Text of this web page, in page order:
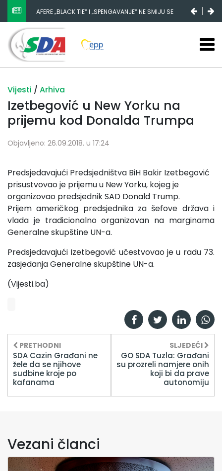
AFERE „BLACK TIE“ I „SPENGAVANJE“ NE SMIJU SE
ZATAŠKATI
Vijesti / Arhiva
Izetbegović u New Yorku na
prijemu kod Donalda Trumpa
Objavljeno: 26.09.2018. u 17:24
Predsjedavajući Predsjedništva BiH Bakir Izetbegović
prisustvovao je prijemu u New Yorku, kojeg je
organizovao predsjednik SAD Donald Trump.
Prijem američkog predsjednika za šefove država i
vlada je tradicionalno organizovan na marginama
Generalne skupštine UN-a.
Predsjedavajući Izetbegović učestvovao je u radu 73.
zasjedanja Generalne skupštine UN-a.
(Vijesti.ba)
PRETHODNI
SDA Cazin Građani ne
žele da se njihove
sudbine kroje po
kafanama
SLJEDEĆI
GO SDA Tuzla: Građani
su prozreli namjere onih
koji bi da prave
autonomiju
Vezani članci